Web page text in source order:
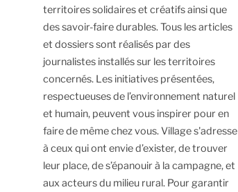
territoires solidaires et créatifs ainsi que
des savoir-faire durables.Tous les articles
et dossiers sont réalisés par des
journalistes installés sur les territoires
concernés. Les initiatives présentées,
respectueuses de l’environnement naturel
et humain, peuvent vous inspirer pour en
faire de même chez vous.Village s'adresse
à ceux qui ont envie d’exister, de trouver
leur place, de s’épanouir à la campagne, et
aux acteurs du milieu rural. Pour garantir